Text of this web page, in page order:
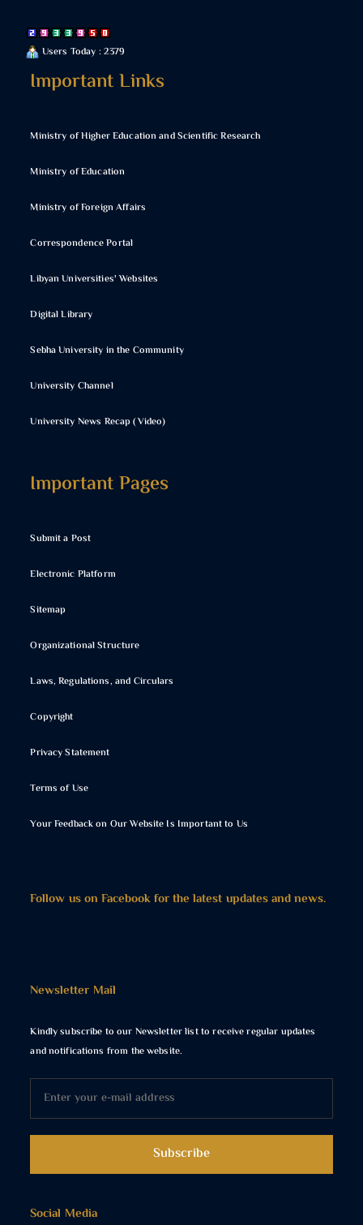
Users Today : 2379
Important Links
Ministry of Higher Education and Scientific Research
Ministry of Education
Ministry of Foreign Affairs
Correspondence Portal
Libyan Universities' Websites
Digital Library
Sebha University in the Community
University Channel
University News Recap (Video)
Important Pages
Submit a Post
Electronic Platform
Sitemap
Organizational Structure
Laws, Regulations, and Circulars
Copyright
Privacy Statement
Terms of Use
Your Feedback on Our Website Is Important to Us
Follow us on Facebook for the latest updates and news.
Newsletter Mail
Kindly subscribe to our Newsletter list to receive regular updates
and notifications from the website.
Social Media